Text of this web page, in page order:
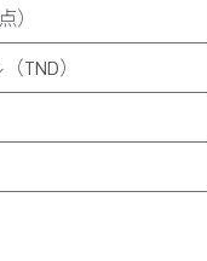
）
TND）